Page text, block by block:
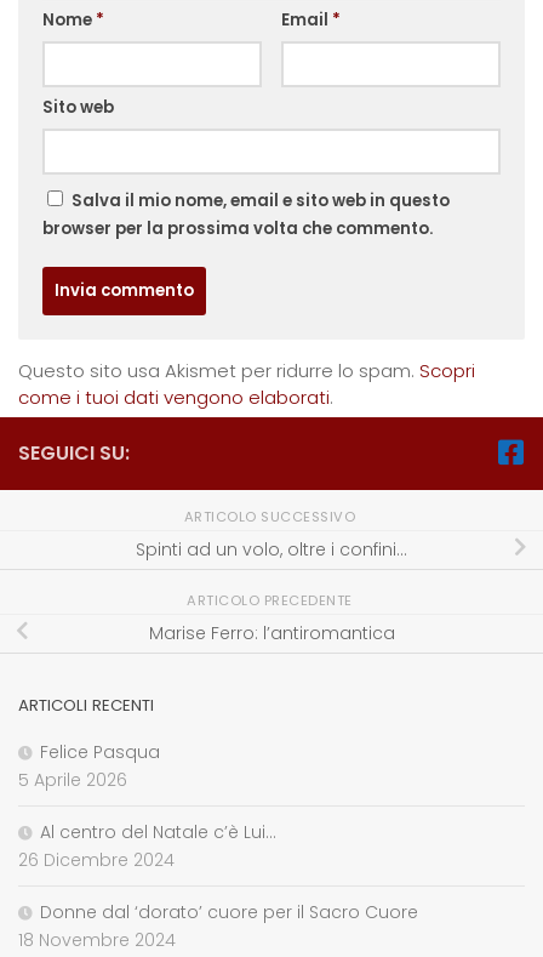
Nome * Email *
Sito web
Salva il mio nome, email e sito web in questo
browser per la prossima volta che commento.
Questo sito usa Akismet per ridurre lo spam. Scopri
come i tuoi dati vengono elaborati.
SEGUICI SU:
ARTICOLO SUCCESSIVO
Spinti ad un volo, oltre i confini…
ARTICOLO PRECEDENTE
Marise Ferro: l’antiromantica
ARTICOLI RECENTI
Felice Pasqua
5 Aprile 2026
Al centro del Natale c’è Lui…
26 Dicembre 2024
Donne dal ‘dorato’ cuore per il Sacro Cuore
18 Novembre 2024